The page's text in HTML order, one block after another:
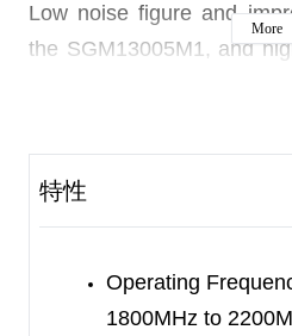
Low noise figure and
the SGM13005M1, and
No external DC blocking
More
特性
Operating
1800MHz to